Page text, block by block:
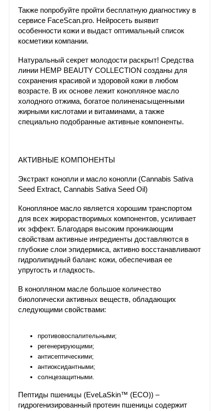
Также попробуйте пройти бесплатную диагностику в
сервисе FaceScan.pro. Нейросеть выявит
особенности кожи и выдаст оптимальный список
косметики компании.
Натуральный секрет молодости раскрыт! Средства
линии HEMP BEAUTY COLLECTION созданы для
сохранения красивой и здоровой кожи в любом
возрасте. В их основе лежит конопляное масло
холодного отжима, богатое полиненасыщенными
жирными кислотами и витаминами, а также
специально подобранные активные компоненты.
АКТИВНЫЕ КОМПОНЕНТЫ
Экстракт конопли и масло конопли (Cannabis Sativa
Seed Extract, Cannabis Sativa Seed Oil)
Конопляное масло является хорошим транспортом
для всех жирорастворимых компонентов, усиливает
их эффект. Благодаря высоким проникающим
свойствам активные ингредиенты доставляются в
глубокие слои эпидермиса, активно восстанавливают
гидролипидный баланс кожи, обеспечивая ее
упругость и гладкость.
В конопляном масле большое количество
биологически активных веществ, обладающих
следующими свойствами:
противовоспалительными;
регенерирующими;
антисептическими;
антиоксидантными;
солнцезащитными.
Пептиды пшеницы (EveLaSkin™ (ECO)) –
гидрогенизированный протеин пшеницы содержит